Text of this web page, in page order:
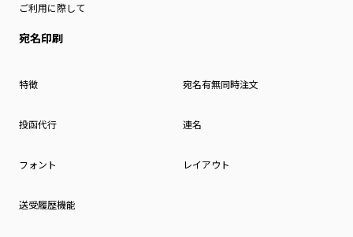
ご利用に際して
宛名印刷
特徴 宛名有無同時注文
投函代行 連名
フォント レイアウト
送受履歴機能